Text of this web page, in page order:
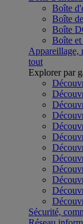
Boîte
Boîte
Boîte
Boîte et
Appareillage,
tout
Explorer par
Sécurité,